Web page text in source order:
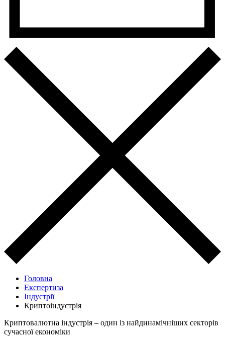
Головна
Експертиза
Індустрії
Криптоіндустрія
Криптовалютна індустрія – один із найдинамічніших секторів
сучасної економіки